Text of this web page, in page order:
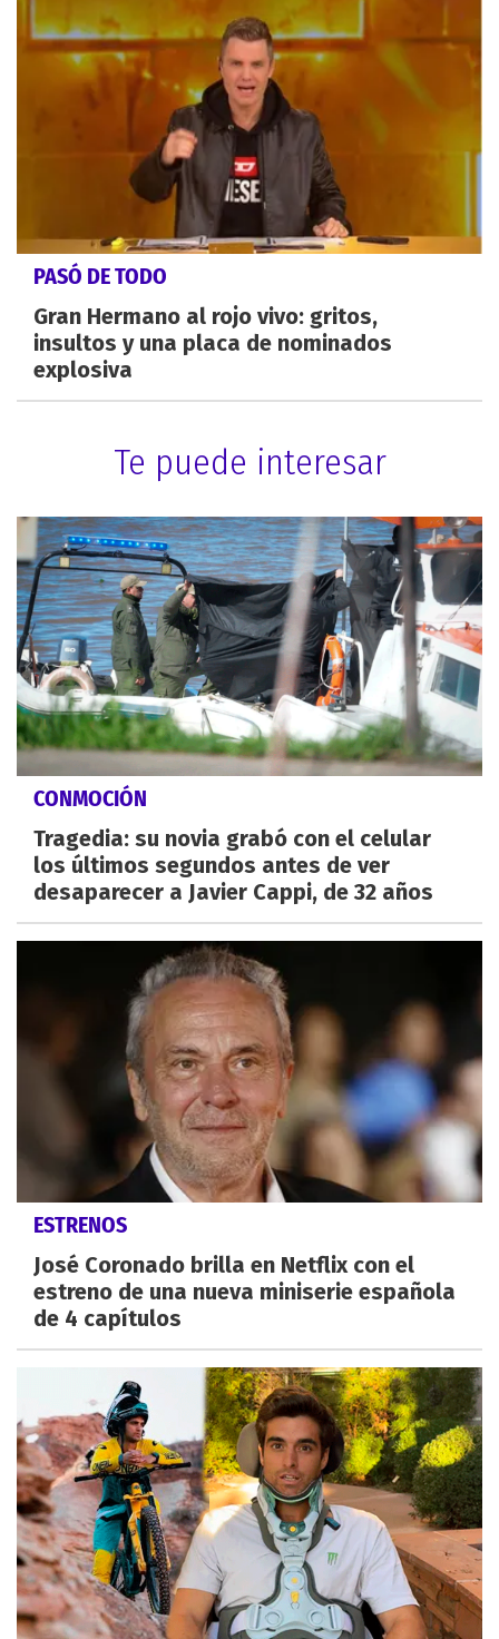
PASÓ DE TODO
Gran Hermano al rojo vivo: gritos,
insultos y una placa de nominados
explosiva
Te puede interesar
CONMOCIÓN
Tragedia: su novia grabó con el celular
los últimos segundos antes de ver
desaparecer a Javier Cappi, de 32 años
ESTRENOS
José Coronado brilla en Netflix con el
estreno de una nueva miniserie española
de 4 capítulos